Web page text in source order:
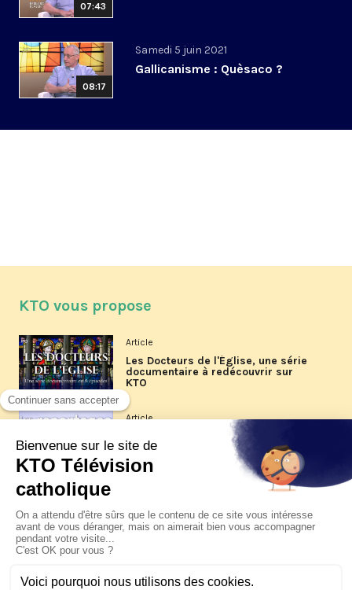
07:43
08:17
Samedi 5 juin 2021
Gallicanisme : Quèsaco ?
KTO vous propose
Article
Les Docteurs de l'Église, une série
documentaire à redécouvrir sur
KTO
Article
Les reportages d'été 2026 de KTO
La visite pastorale du pape Léon
XIV à Assise à suivre sur KTO le
jeudi 6 août
Le pape en Uruguay, Argentine et